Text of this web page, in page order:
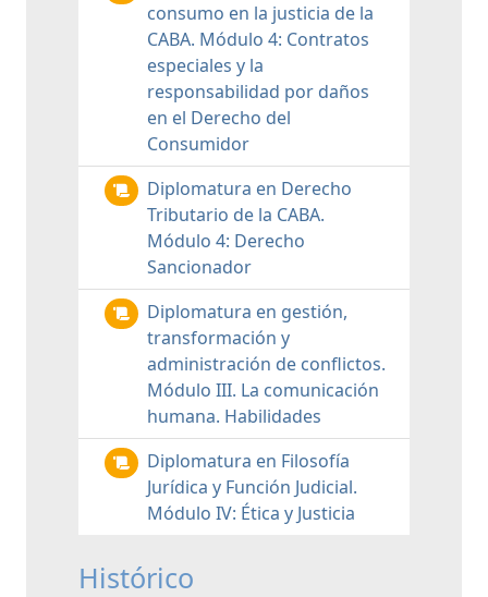
consumo en la justicia de la
CABA. Módulo 4: Contratos
especiales y la
responsabilidad por daños
en el Derecho del
Consumidor
Diplomatura en Derecho
Tributario de la CABA.
Módulo 4: Derecho
Sancionador
Diplomatura en gestión,
transformación y
administración de conflictos.
Módulo III. La comunicación
humana. Habilidades
Diplomatura en Filosofía
Jurídica y Función Judicial.
Módulo IV: Ética y Justicia
Histórico